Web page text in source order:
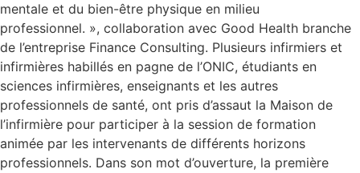
mentale et du bien-être physique en milieu
professionnel. », collaboration avec Good Health branche
de l’entreprise Finance Consulting. Plusieurs infirmiers et
infirmières habillés en pagne de l’ONIC, étudiants en
sciences infirmières, enseignants et les autres
professionnels de santé, ont pris d’assaut la Maison de
l’infirmière pour participer à la session de formation
animée par les intervenants de différents horizons
professionnels. Dans son mot d’ouverture, la première